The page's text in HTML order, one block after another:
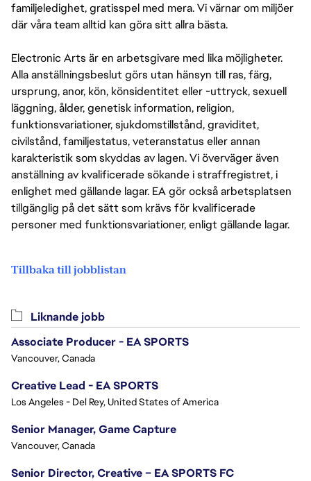
familjeledighet, gratisspel med mera. Vi värnar om miljöer
där våra team alltid kan göra sitt allra bästa.
Electronic Arts är en arbetsgivare med lika möjligheter.
Alla anställningsbeslut görs utan hänsyn till ras, färg,
ursprung, anor, kön, könsidentitet eller -uttryck, sexuell
läggning, ålder, genetisk information, religion,
funktionsvariationer, sjukdomstillstånd, graviditet,
civilstånd, familjestatus, veteranstatus eller annan
karakteristik som skyddas av lagen. Vi överväger även
anställning av kvalificerade sökande i straffregistret, i
enlighet med gällande lagar. EA gör också arbetsplatsen
tillgänglig på det sätt som krävs för kvalificerade
personer med funktionsvariationer, enligt gällande lagar.
Tillbaka till jobblistan
Liknande jobb
Associate Producer - EA SPORTS
Vancouver, Canada
Creative Lead - EA SPORTS
Los Angeles - Del Rey, United States of America
Senior Manager, Game Capture
Vancouver, Canada
Senior Director, Creative – EA SPORTS FC